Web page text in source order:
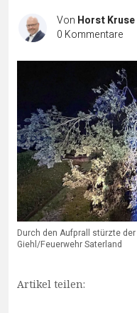
Von Horst Kruse
0 Kommentare
Durch den Aufprall stürzte
Giehl/Feuerwehr Saterland
Artikel teilen: